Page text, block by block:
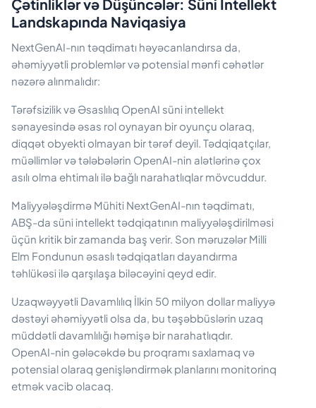
Çətinliklər və Düşüncələr: Süni İntellekt
Landskapında Naviqasiya
NextGenAI-nın təqdimatı həyəcanlandırsa da,
əhəmiyyətli problemlər və potensial mənfi cəhətlər
nəzərə alınmalıdır:
Tərəfsizilik və Əsaslılıq OpenAI süni intellekt
sənayesində əsas rol oynayan bir oyunçu olaraq,
diqqət obyekti olmayan bir tərəf deyil. Tədqiqatçılar,
müəllimlər və tələbələrin OpenAI-nin alətlərinə çox
asılı olma ehtimalı ilə bağlı narahatlıqlar mövcuddur.
Maliyyələşdirmə Mühiti NextGenAI-nın təqdimatı,
ABŞ-da süni intellekt tədqiqatının maliyyələşdirilməsi
üçün kritik bir zamanda baş verir. Son məruzələr Milli
Elm Fondunun əsaslı tədqiqatları dayandırma
təhlükəsi ilə qarşılaşa biləcəyini qeyd edir.
Uzaqwəyyətli Davamlılıq İlkin 50 milyon dollar maliyyə
dəstəyi əhəmiyyətli olsa da, bu təşəbbüslərin uzaq
müddətli davamlılığı həmişə bir narahatlıqdır.
OpenAI-nin gələcəkdə bu proqramı saxlamaq və
potensial olaraq genişləndirmək planlarını monitorinq
etmək vacib olacaq.